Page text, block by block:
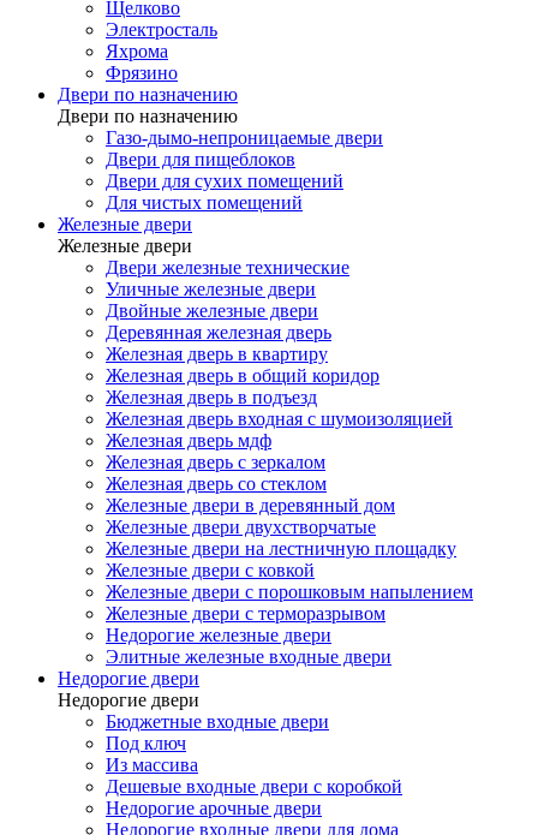
Щелково
Электросталь
Яхрома
Фрязино
Двери по назначению
Двери по назначению
Газо-дымо-непроницаемые двери
Двери для пищеблоков
Двери для сухих помещений
Для чистых помещений
Железные двери
Железные двери
Двери железные технические
Уличные железные двери
Двойные железные двери
Деревянная железная дверь
Железная дверь в квартиру
Железная дверь в общий коридор
Железная дверь в подъезд
Железная дверь входная с шумоизоляцией
Железная дверь мдф
Железная дверь с зеркалом
Железная дверь со стеклом
Железные двери в деревянный дом
Железные двери двухстворчатые
Железные двери на лестничную площадку
Железные двери с ковкой
Железные двери с порошковым напылением
Железные двери с терморазрывом
Недорогие железные двери
Элитные железные входные двери
Недорогие двери
Недорогие двери
Бюджетные входные двери
Под ключ
Из массива
Дешевые входные двери с коробкой
Недорогие арочные двери
Недорогие входные двери для дома